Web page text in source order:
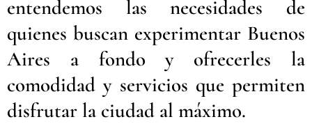
entendemos las necesidades de
quienes buscan experimentar Buenos
Aires a fondo y ofrecerles la
comodidad y servicios que permiten
disfrutar la ciudad al máximo.